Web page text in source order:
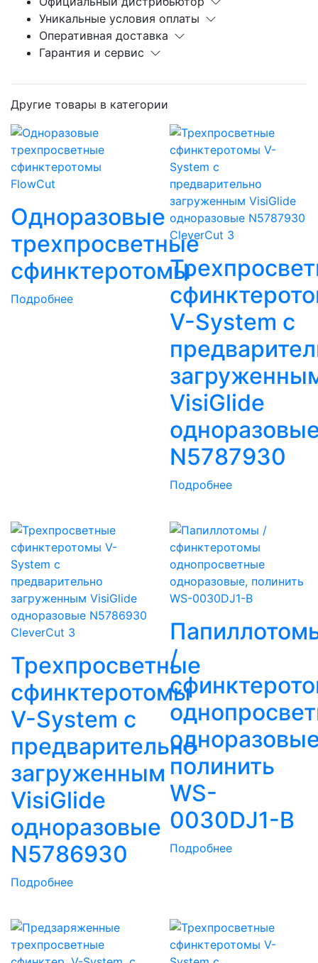
Уникальные условия оплаты
Оперативная доставка
Гарантия и сервис
Другие товары в категории
FlowCut
Одноразовые
трехпросветные
сфинктеротомы
Подробнее
CleverCut 3
V-System с
VisiGlide
N5787930
Подробнее
CleverCut 3
Трехпросветные
сфинктеротомы
V-System с
предварительно
загруженным
VisiGlide
одноразовые
N5786930
Подробнее
/
полинить
WS-
0030DJ1-B
Подробнее